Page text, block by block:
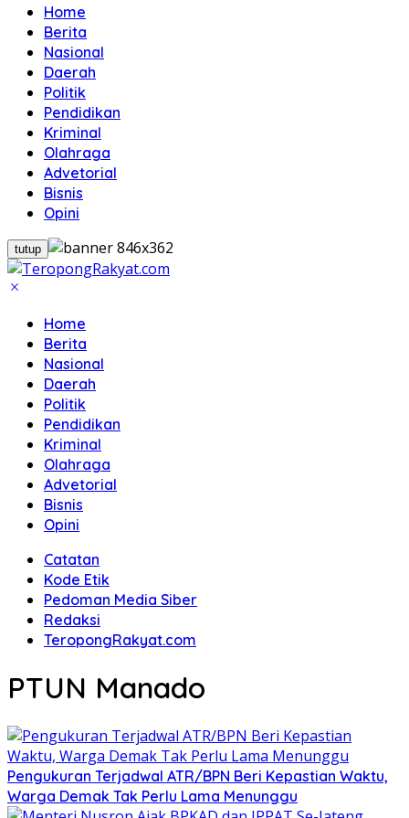
Home
Berita
Nasional
Daerah
Politik
Pendidikan
Kriminal
Olahraga
Advetorial
Bisnis
Opini
tutup
Home
Berita
Nasional
Daerah
Politik
Pendidikan
Kriminal
Olahraga
Advetorial
Bisnis
Opini
Catatan
Kode Etik
Pedoman Media Siber
Redaksi
TeropongRakyat.com
PTUN Manado
Pengukuran Terjadwal ATR/BPN Beri Kepastian Waktu,
Warga Demak Tak Perlu Lama Menunggu